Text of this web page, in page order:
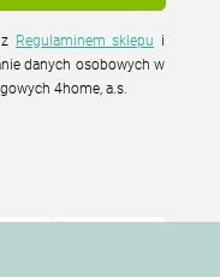
Regulaminem sklepu
danych osobowych w
4home, a.s.